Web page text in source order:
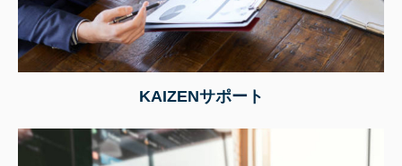
KAIZENサポート